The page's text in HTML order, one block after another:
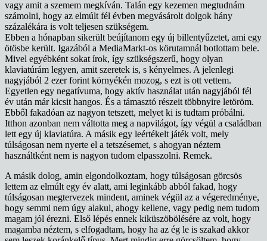
vagy amit a szemem megkíván. Talán egy kezemen megtudnám
számolni, hogy az elmúlt fél évben megvásárolt dolgok hány
százalékára is volt teljesen szükségem.
Ebben a hónapban sikerült beújítanom egy új billentyűzetet, ami egy
ötösbe került. Igazából a MediaMarkt-os körutamnál botlottam bele.
Mivel egyébként sokat írok, így szükségszerű, hogy olyan
klaviatúrám legyen, amit szeretek is, s kényelmes. A jelenlegi
nagyjából 2 ezer forint környékén mozog, s ezt is ott vettem.
Egyetlen egy negatívuma, hogy aktív használat után nagyjából fél
év után már kicsit hangos. És a támasztó részeit többnyire letöröm.
Ebből fakadóan az nagyon tetszett, melyet ki is tudtam próbálni.
Itthon azonban nem váltotta meg a napvilágot, így végül a családban
lett egy új klaviatúra. A másik egy leértékelt játék volt, mely
túlságosan nem nyerte el a tetszésemet, s ahogyan néztem
használtként nem is nagyon tudom elpasszolni. Remek.
A másik dolog, amin elgondolkoztam, hogy túlságosan görcsös
lettem az elmúlt egy év alatt, ami leginkább abból fakad, hogy
túlságosan megtervezek mindent, aminek végül az a végeredménye,
hogy semmi nem úgy alakul, ahogy kellene, vagy pedig nem tudom
magam jól érezni. Első lépés ennek kiküszöbölésére az volt, hogy
magamba néztem, s elfogadtam, hogy ha az ég le is szakad akkor